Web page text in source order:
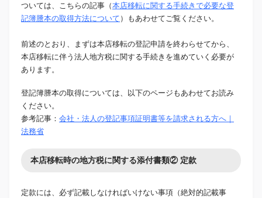
ついては、こちらの記事（本店移転に関する手続きで必要な登
記簿謄本の取得方法について ）もあわせてご覧ください。
前述のとおり、まずは本店移転の登記申請を終わらせてから、
本店移転に伴う法人地方税に関する手続きを進めていく必要が
あります。
登記簿謄本の取得については、以下のページもあわせてお読み
ください。
参考記事： 会社・法人の登記事項証明書等を請求される方へ｜
法務省
本店移転時の地方税に関する添付書類② 定款
定款には、必ず記載しなければいけない事項（絶対的記載事